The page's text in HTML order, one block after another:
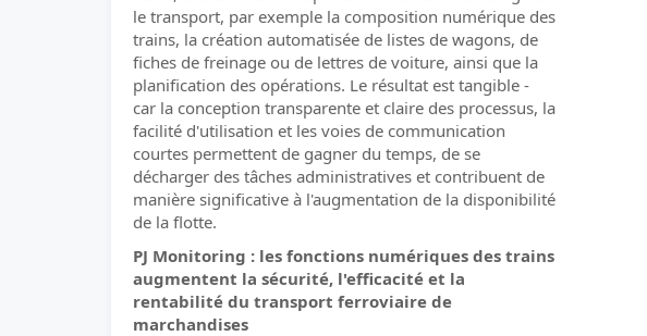
le transport, par exemple la composition numérique des
trains, la création automatisée de listes de wagons, de
fiches de freinage ou de lettres de voiture, ainsi que la
planification des opérations. Le résultat est tangible -
car la conception transparente et claire des processus, la
facilité d'utilisation et les voies de communication
courtes permettent de gagner du temps, de se
décharger des tâches administratives et contribuent de
manière significative à l'augmentation de la disponibilité
de la flotte.
PJ Monitoring : les fonctions numériques des trains
augmentent la sécurité, l'efficacité et la
rentabilité du transport ferroviaire de
marchandises